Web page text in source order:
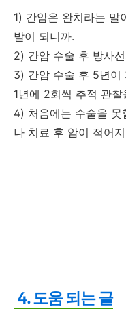
1) 간암은 완치라는 말
발이 되니까.
2) 간암 수술 후 방사
3) 간암 수술 후 5년이
1년에 2회씩 추적 관
4) 처음에는 수술을 못
나 치료 후 암이 적어
4. 도움 되는 글